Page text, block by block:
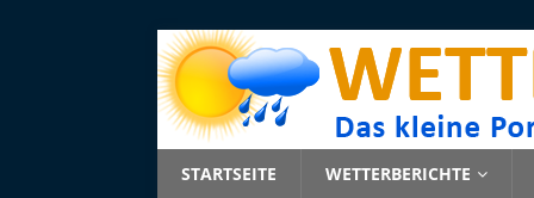
STARTSEITE WETTERBERICHTE